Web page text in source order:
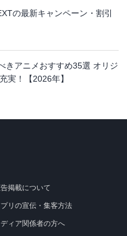
の最新キャンペーン・割引
きアニメおすすめ35選 オリジ
実！【2026年】
掲載について
リの宣伝・集客方法
ディア関係者の方へ